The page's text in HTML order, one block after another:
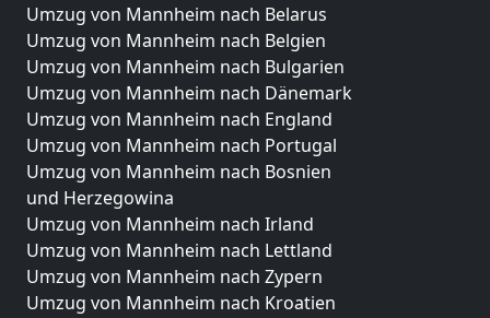
Umzug von Mannheim nach Belarus
Umzug von Mannheim nach Belgien
Umzug von Mannheim nach Bulgarien
Umzug von Mannheim nach Dänemark
Umzug von Mannheim nach England
Umzug von Mannheim nach Portugal
Umzug von Mannheim nach Bosnien
und Herzegowina
Umzug von Mannheim nach Irland
Umzug von Mannheim nach Lettland
Umzug von Mannheim nach Zypern
Umzug von Mannheim nach Kroatien